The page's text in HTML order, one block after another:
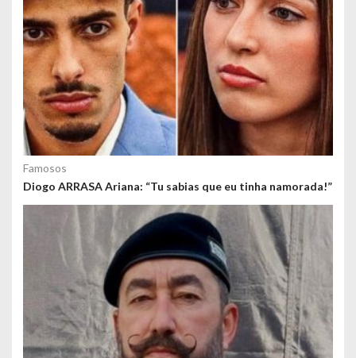
Famosos
Diogo ARRASA Ariana: “Tu sabias que eu tinha namorada!”